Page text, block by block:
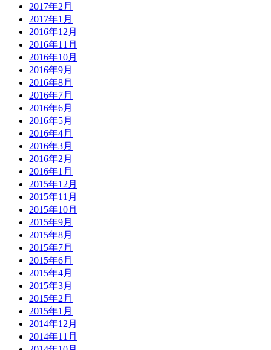
2017年2月
2017年1月
2016年12月
2016年11月
2016年10月
2016年9月
2016年8月
2016年7月
2016年6月
2016年5月
2016年4月
2016年3月
2016年2月
2016年1月
2015年12月
2015年11月
2015年10月
2015年9月
2015年8月
2015年7月
2015年6月
2015年4月
2015年3月
2015年2月
2015年1月
2014年12月
2014年11月